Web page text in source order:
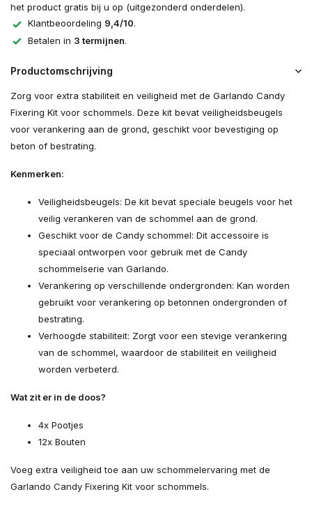
het product gratis bij u op (uitgezonderd onderdelen).
Klantbeoordeling 9,4/10.
Betalen in 3 termijnen.
Productomschrijving
Zorg voor extra stabiliteit en veiligheid met de Garlando Candy
Fixering Kit voor schommels. Deze kit bevat veiligheidsbeugels
voor verankering aan de grond, geschikt voor bevestiging op
beton of bestrating.
Kenmerken:
Veiligheidsbeugels: De kit bevat speciale beugels voor het
veilig verankeren van de schommel aan de grond.
Geschikt voor de Candy schommel: Dit accessoire is
speciaal ontworpen voor gebruik met de Candy
schommelserie van Garlando.
Verankering op verschillende ondergronden: Kan worden
gebruikt voor verankering op betonnen ondergronden of
bestrating.
Verhoogde stabiliteit: Zorgt voor een stevige verankering
van de schommel, waardoor de stabiliteit en veiligheid
worden verbeterd.
Wat zit er in de doos?
4x Pootjes
12x Bouten
Voeg extra veiligheid toe aan uw schommelervaring met de
Garlando Candy Fixering Kit voor schommels.